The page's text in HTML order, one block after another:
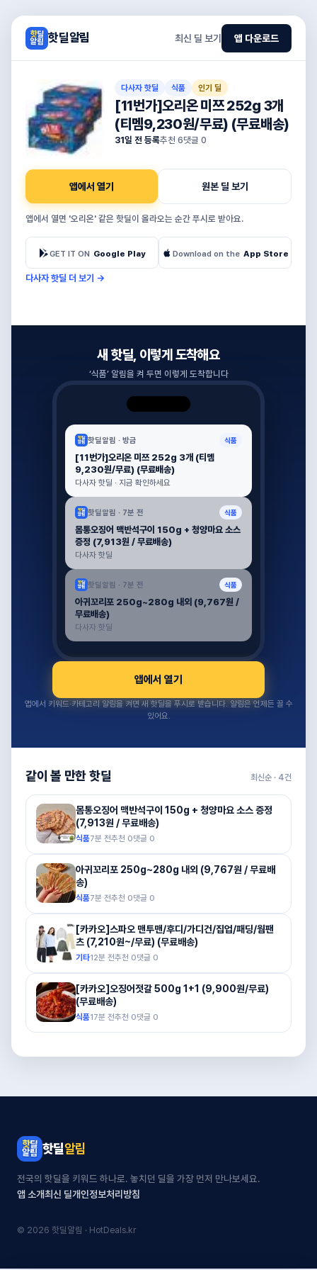
핫딜알림 최신 딜 보기 앱 다운로드
다사자 핫딜 식품 인기 딜
[11번가]오리온 미쯔 252g 3개
(티멤9,230원/무료) (무료배송)
31일 전 등록추천 6댓글 0
앱에서 열기 원본 딜 보기
앱에서 열면 '오리온' 같은 핫딜이 올라오는 순간 푸시로 받아요.
GET IT ON Google Play Download on the App Store
다사자 핫딜 더 보기 →
새 핫딜, 이렇게 도착해요
‘식품’ 알림을 켜 두면 이렇게 도착합니다
핫딜알림 · 방금 식품
[11번가]오리온 미쯔 252g 3개 (티멤
9,230원/무료) (무료배송)
다사자 핫딜 · 지금 확인하세요
핫딜알림 · 7분 전 식품
몸통오징어 맥반석구이 150g + 청양마요 소스
증정 (7,913원 / 무료배송)
다사자 핫딜
핫딜알림 · 7분 전 식품
아귀꼬리포 250g~280g 내외 (9,767원 /
무료배송)
다사자 핫딜
앱에서 열기
앱에서 키워드·카테고리 알림을 켜면 새 핫딜을 푸시로 받습니다. 알림은 언제든 끌 수
있어요.
같이 볼 만한 핫딜 최신순 · 4건
몸통오징어 맥반석구이 150g + 청양마요 소스 증정
(7,913원 / 무료배송)
식품7분 전추천 0댓글 0
아귀꼬리포 250g~280g 내외 (9,767원 / 무료배
송)
식품7분 전추천 0댓글 0
[카카오]스파오 맨투맨/후디/가디건/집업/패딩/웜팬
츠 (7,210원~/무료) (무료배송)
기타12분 전추천 0댓글 0
[카카오]오징어젓갈 500g 1+1 (9,900원/무료)
(무료배송)
식품17분 전추천 0댓글 0
핫딜알림
전국의 핫딜을 키워드 하나로. 놓치던 딜을 가장 먼저 만나보세요.
앱 소개최신 딜개인정보처리방침
© 2026 핫딜알림 · HotDeals.kr